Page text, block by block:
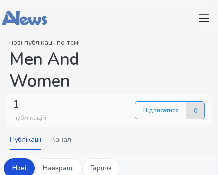
нові публікації по темі
Men And
Women
1
публікацій
Підписатися 0
Публікації Канал
Нові Найкращі Гаряче